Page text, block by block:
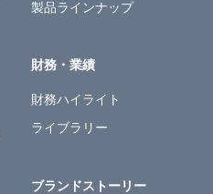
製品ラインナップ
財務・業績
財務ハイライト
ライブラリー
ブランドストーリー